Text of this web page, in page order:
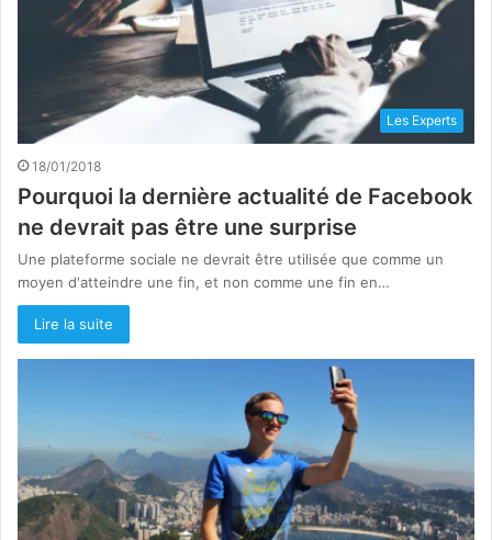
Les Experts
18/01/2018
Pourquoi la dernière actualité de Facebook
ne devrait pas être une surprise
Une plateforme sociale ne devrait être utilisée que comme un
moyen d'atteindre une fin, et non comme une fin en…
Lire la suite